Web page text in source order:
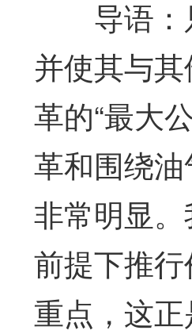
导语：只
并使其与
革的“最大
革和围绕
非常明显
前提下推
重点，这